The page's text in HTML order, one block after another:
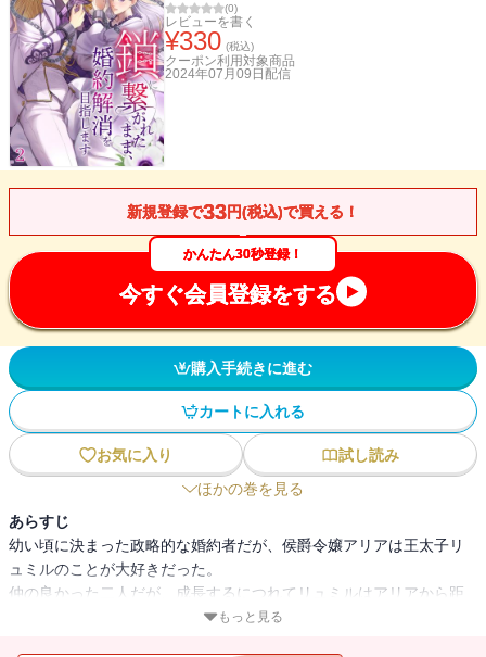
(0)
レビューを書く
¥330 (税込)
クーポン利用対象商品
2024年07月09日 配信
新規登録で33円(税込)で買える！
かんたん30秒登録！
今すぐ会員登録をする
購入手続きに進む
カートに入れる
お気に入り
試し読み
ほかの巻を見る
あらすじ
幼い頃に決まった政略的な婚約者だが、侯爵令嬢アリアは王太子リ
ュミルのことが大好きだった。
仲の良かった二人だが、成長するにつれてリュミルはアリアから距
離を置くようになり、顔を会わせれば喧嘩ばかり。
もっと見る